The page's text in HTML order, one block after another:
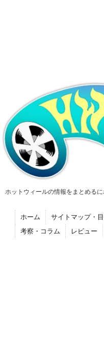
ホットウィールの情報をまとめるに
ホーム サイトマップ・
考察・コラム
レビュー